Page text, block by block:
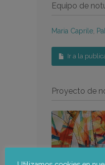
Equipo de
Maria Caprile
Ir a la
Proyecto de